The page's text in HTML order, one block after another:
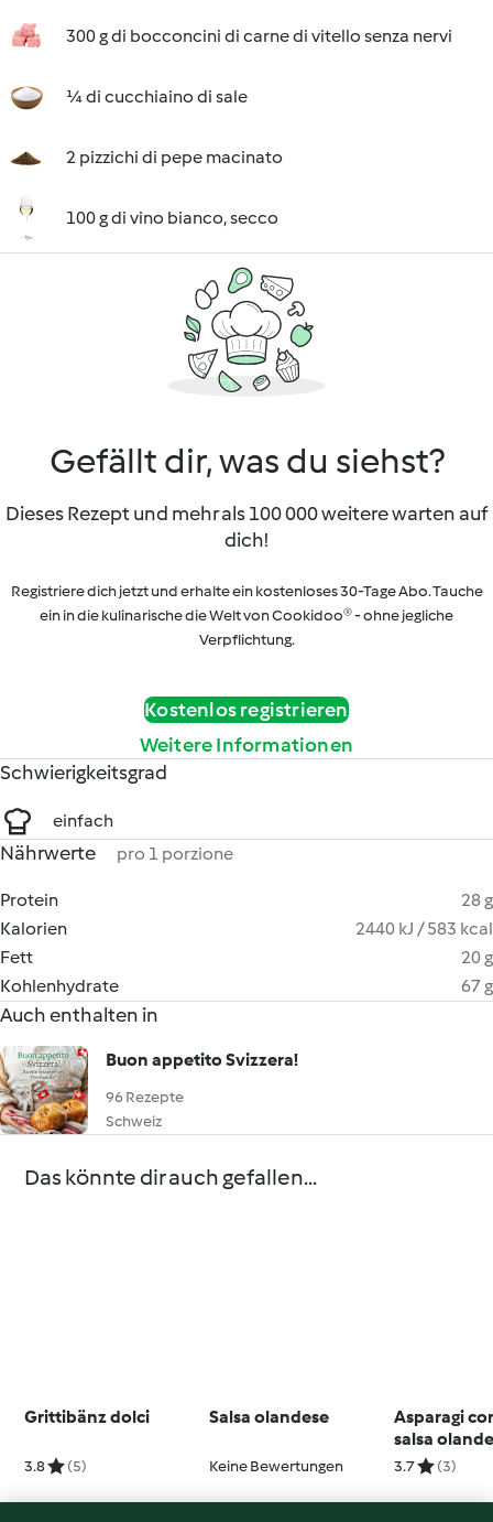
300 g di bocconcini di carne di vitello senza nervi
¼ di cucchiaino di sale
2 pizzichi di pepe macinato
100 g di vino bianco, secco
Gefällt dir, was du siehst?
Dieses Rezept und mehr als 100 000 weitere warten auf
dich!
Registriere dich jetzt und erhalte ein kostenloses 30-Tage Abo. Tauche
ein in die kulinarische die Welt von Cookidoo® - ohne jegliche
Verpflichtung.
Kostenlos registrieren
Weitere Informationen
Schwierigkeitsgrad
einfach
Nährwerte pro 1 porzione
Protein
28 g
Kalorien
2440 kJ / 583 kcal
Fett
20 g
Kohlenhydrate
67 g
Auch enthalten in
Buon appetito Svizzera!
96 Rezepte
Schweiz
Das könnte dir auch gefallen...
Grittibänz dolci
3.8 (5)
Salsa olandese
Keine Bewertungen
Asparagi
salsa
yogurt
3.7 (3)